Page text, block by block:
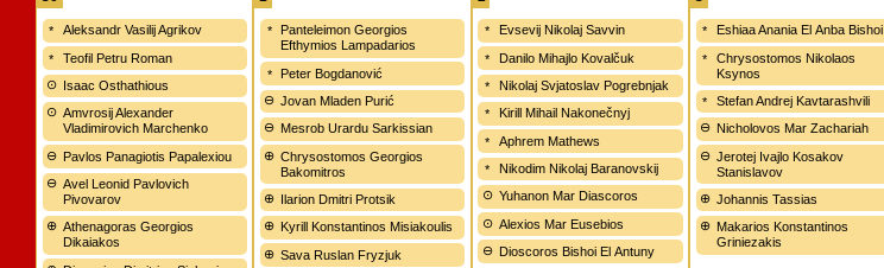
Aleksandr Vasilij Agrikov
Teofil Petru Roman
Isaac Osthathious
Amvrosij Alexander
Vladimirovich Marchenko
Pavlos Panagiotis Papalexiou
Avel Leonid Pavlovich
Pivovarov
Athenagoras Georgios
Dikaiakos
Panteleimon Georgios
Efthymios Lampadarios
Peter Bogdanović
Jovan Mladen Purić
Mesrob Urardu Sarkissian
Chrysostomos Georgios
Bakomitros
Ilarion Dmitri Protsik
Kyrill Konstantinos Misiakoulis
Sava Ruslan Fryzjuk
Evsevij Nikolaj Savvin
Danilo Mihajlo Kovalčuk
Nikolaj Svjatoslav Pogrebnjak
Kirill Mihail Nakonečnyj
Aphrem Mathews
Nikodim Nikolaj Baranovskij
Yuhanon Mar Diascoros
Alexios Mar Eusebios
Dioscoros Bishoi El Antuny
Eshiaa Anania El Anba Bishoi
Chrysostomos Nikolaos
Ksynos
Stefan Andrej Kavtarashvili
Nicholovos Mar Zachariah
Jerotej Ivajlo Kosakov
Stanislavov
Johannis Tassias
Makarios Konstantinos
Griniezakis